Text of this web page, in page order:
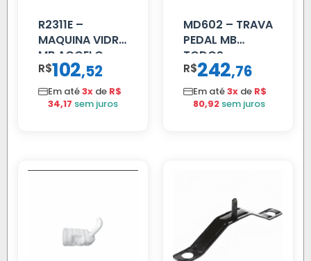
R2311E –
MAQUINA VIDRO
MB ACCELO
2002 ATE 2011
S/MOTOR LE
R$102,52
Em até3x de R$
34,17 sem juros
MD602 – TRAVA
PEDAL MB
TODOS
R$242,76
Em até3x de R$
80,92 sem juros